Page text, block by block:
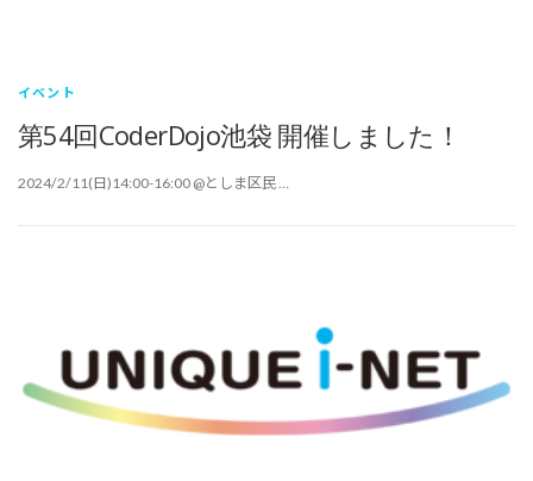
イベント
第54回CoderDojo池袋 開催しました！
2024/2/11(日)14:00-16:00 @としま区民 …